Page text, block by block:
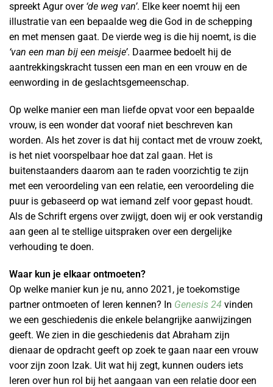
spreekt Agur over ‘de weg van’. Elke keer noemt hij een
illustratie van een bepaalde weg die God in de schepping
en met mensen gaat. De vierde weg is die hij noemt, is die
‘van een man bij een meisje’. Daarmee bedoelt hij de
aantrekkingskracht tussen een man en een vrouw en de
eenwording in de geslachtsgemeenschap.
Op welke manier een man liefde opvat voor een bepaalde
vrouw, is een wonder dat vooraf niet beschreven kan
worden. Als het zover is dat hij contact met de vrouw zoekt,
is het niet voorspelbaar hoe dat zal gaan. Het is
buitenstaanders daarom aan te raden voorzichtig te zijn
met een veroordeling van een relatie, een veroordeling die
puur is gebaseerd op wat iemand zelf voor gepast houdt.
Als de Schrift ergens over zwijgt, doen wij er ook verstandig
aan geen al te stellige uitspraken over een dergelijke
verhouding te doen.
Waar kun je elkaar ontmoeten?
Op welke manier kun je nu, anno 2021, je toekomstige
partner ontmoeten of leren kennen? In Genesis 24 vinden
we een geschiedenis die enkele belangrijke aanwijzingen
geeft. We zien in die geschiedenis dat Abraham zijn
dienaar de opdracht geeft op zoek te gaan naar een vrouw
voor zijn zoon Izak. Uit wat hij zegt, kunnen ouders iets
leren over hun rol bij het aangaan van een relatie door een